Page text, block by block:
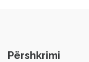
Përshkrimi